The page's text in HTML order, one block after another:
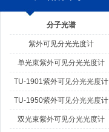
分子光谱
紫外可见分光光度计
单光束紫外可见分光光度计
TU-1901紫外可见分光光度计
TU-1950紫外可见分光光度计
双光束紫外可见分光光度计